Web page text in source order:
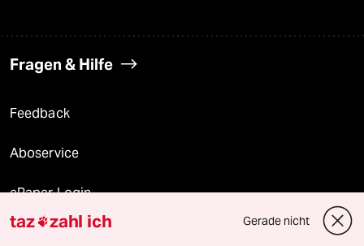
Fragen & Hilfe
Feedback
Aboservice
ePaper Login
Downloads für Abonnierende
taz zahl ich Gerade nicht